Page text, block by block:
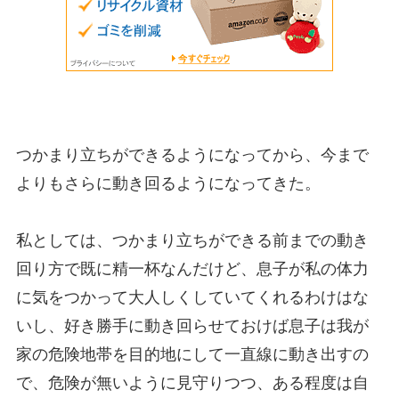
つかまり立ちができるようになってから、今まで
よりもさらに動き回るようになってきた。
私としては、つかまり立ちができる前までの動き
回り方で既に精一杯なんだけど、息子が私の体力
に気をつかって大人しくしていてくれるわけはな
いし、好き勝手に動き回らせておけば息子は我が
家の危険地帯を目的地にして一直線に動き出すの
で、危険が無いように見守りつつ、ある程度は自